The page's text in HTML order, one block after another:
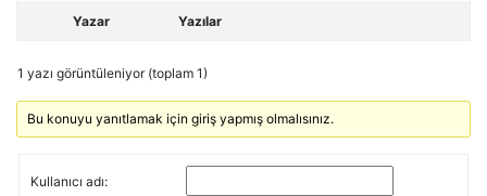
Yazar Yazılar
1 yazı görüntüleniyor (toplam 1)
Bu konuyu yanıtlamak için giriş yapmış olmalısınız.
Kullanıcı adı: